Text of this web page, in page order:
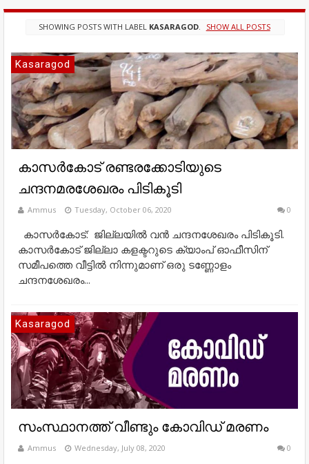
SHOWING POSTS WITH LABEL KASARAGOD SHOW ALL POSTS
Kasaragod
കാസർകോട് രണ്ടരക്കോടിയുടെ
ചന്ദനമരശേഖരം പിടികൂടി
Ammus Tuesday, October 06, 2020 0
കാസർകോട്: ജില്ലയിൽ വൻ ചന്ദനശേഖരം പിടികൂടി.
കാസർകോട് ജില്ലാ കളക്ടറുടെ ക്യാംപ് ഓഫീസിന്
സമീപത്തെ വീട്ടിൽ നിന്നുമാണ് ഒരു ടണ്ണോളം
ചന്ദനശേഖരം...
Kasaragod
സംസ്ഥാനത്ത് വീണ്ടും കോവിഡ് മരണം
Ammus Wednesday, July 08, 2020 0